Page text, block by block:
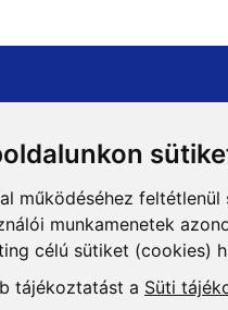
működéséhez
munkamenetek
célú sütiket (cookies)
tájékoztatást a Süti
|Szerzői jogok |